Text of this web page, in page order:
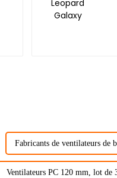
Fabricants de ventilateurs de
Ventilateurs PC 120 mm, lot de